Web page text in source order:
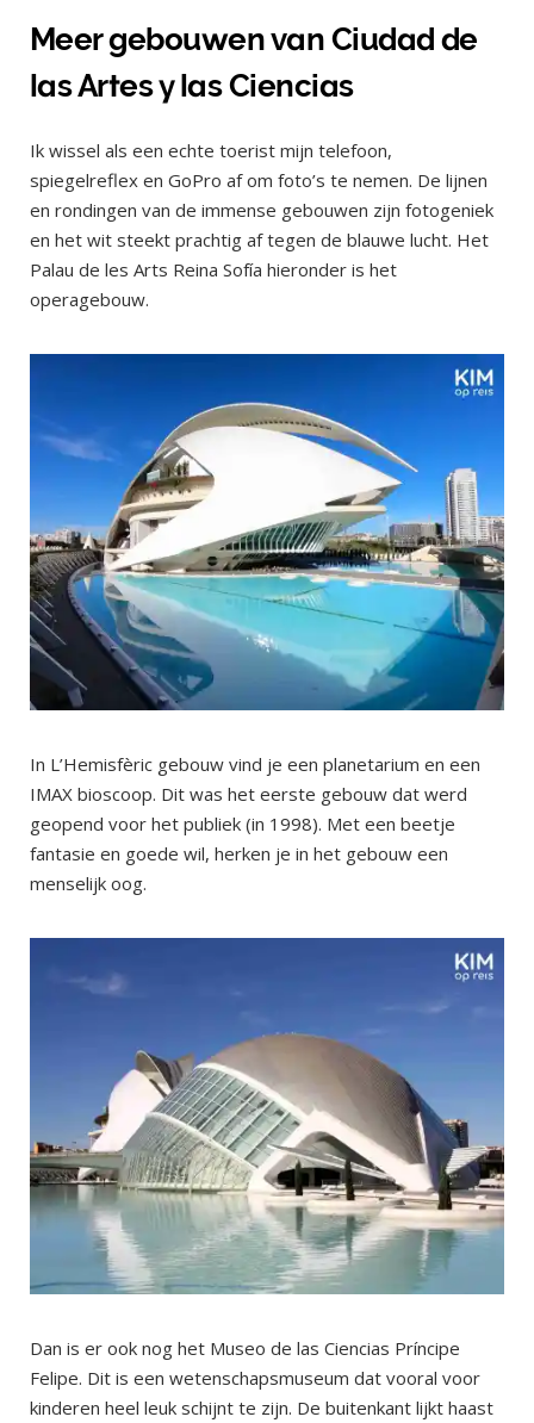
Meer gebouwen van Ciudad de
las Artes y las Ciencias
Ik wissel als een echte toerist mijn telefoon,
spiegelreflex en GoPro af om foto’s te nemen. De lijnen
en rondingen van de immense gebouwen zijn fotogeniek
en het wit steekt prachtig af tegen de blauwe lucht. Het
Palau de les Arts Reina Sofía hieronder is het
operagebouw.
In L’Hemisfèric gebouw vind je een planetarium en een
IMAX bioscoop. Dit was het eerste gebouw dat werd
geopend voor het publiek (in 1998). Met een beetje
fantasie en goede wil, herken je in het gebouw een
menselijk oog.
Dan is er ook nog het Museo de las Ciencias Príncipe
Felipe. Dit is een wetenschapsmuseum dat vooral voor
kinderen heel leuk schijnt te zijn. De buitenkant lijkt haast